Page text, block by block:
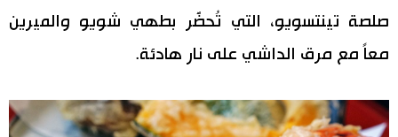
صلصة تينتسويو، التي تُحضَّر بطهي شويو والميرين
معاً مع مرق الداشي على نار هادئة.